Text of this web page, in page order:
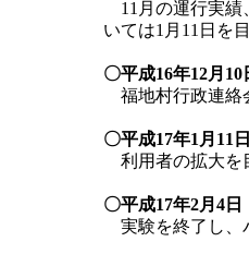
11月の運行実績
いては1月11日を
〇平成16年12月
福地村行政連絡
〇平成17年1月11
利用者の拡大を
〇平成17年2月4日
実験を終了し、